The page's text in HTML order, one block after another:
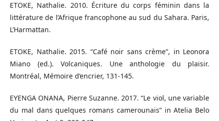
ETOKE, Nathalie. 2010. Écriture du corps féminin dans la
littérature de l’Afrique francophone au sud du Sahara. Paris,
L’Harmattan.
ETOKE, Nathalie. 2015. “Café noir sans crème”, in Leonora
Miano (ed.). Volcaniques. Une anthologie du plaisir.
Montréal, Mémoire d’encrier, 131-145.
EYENGA ONANA, Pierre Suzanne. 2017. “Le viol, une variable
du mal dans quelques romans camerounais” in Atelia Belo